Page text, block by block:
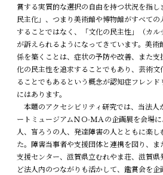
賞する実質的な選択の自由を持つ状況を指し
民主化」、つまり美術館や博物館がすべて
することではなく、「文化の民主性」（カル
が訴えられるようになってきています。美
係を築くことは、症状の予防や改善、また
化の民主性を追求することでもあり、芸術
ることでもあるという概念が認知症フレン
にはあります。
本題のアクセシビリティ研究では、当法人
ートミュージアムＮＯ-ＭＡの企画展を会場
人、盲ろうの人、発達障害の人とともに楽
た。障害当事者や支援団体と連携を図り、
支援センター、滋賀県立むれやま荘、滋賀
ど法人内のつながりも活かして、鑑賞会を企